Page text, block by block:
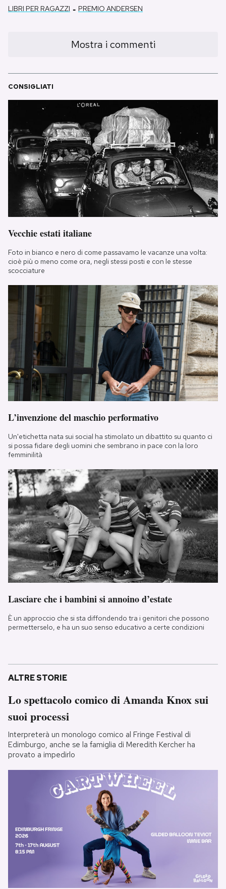
LIBRI PER RAGAZZI - PREMIO ANDERSEN
Mostra i commenti
CONSIGLIATI
Vecchie estati italiane
Foto in bianco e nero di come passavamo le vacanze una volta:
cioè più o meno come ora, negli stessi posti e con le stesse
scocciature
L’invenzione del maschio performativo
Un'etichetta nata sui social ha stimolato un dibattito su quanto ci
si possa fidare degli uomini che sembrano in pace con la loro
femminilità
Lasciare che i bambini si annoino d’estate
È un approccio che si sta diffondendo tra i genitori che possono
permetterselo, e ha un suo senso educativo a certe condizioni
ALTRE STORIE
Lo spettacolo comico di Amanda Knox sui
suoi processi
Interpreterà un monologo comico al Fringe Festival di
Edimburgo, anche se la famiglia di Meredith Kercher ha
provato a impedirlo